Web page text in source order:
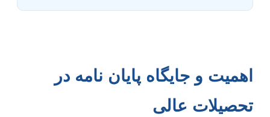
اهمیت و جایگاه پایان نامه در
تحصیلات عالی